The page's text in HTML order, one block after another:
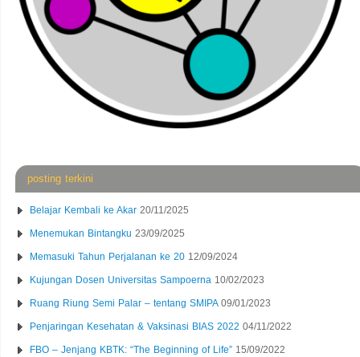
posting terkini
Belajar Kembali ke Akar 20/11/2025
Menemukan Bintangku 23/09/2025
Memasuki Tahun Perjalanan ke 20 12/09/2024
Kujungan Dosen Universitas Sampoerna 10/02/2023
Ruang Riung Semi Palar – tentang SMIPA 09/01/2023
Penjaringan Kesehatan & Vaksinasi BIAS 2022 04/11/2022
FBO – Jenjang KBTK: “The Beginning of Life” 15/09/2022